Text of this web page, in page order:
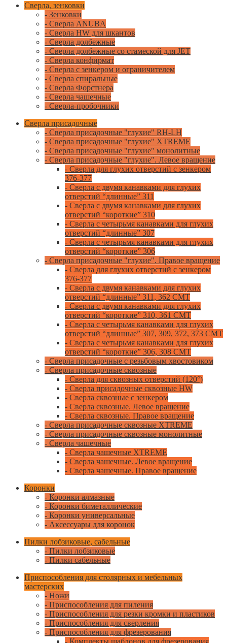
Сверла, зенковки
- Зенковки
- Сверла ANUBA
- Сверла HW для шкантов
- Сверла долбежные
- Сверла долбежные со стамеской для JET
- Сверла конфирмат
- Сверла с зенкером и ограничителем
- Сверла спиральные
- Сверла Форстнера
- Сверла чашечные
- Сверла-пробочники
Сверла присадочные
- Сверла присадочные "глухие" RH-LH
- Сверла присадочные "глухие" XTREME
- Сверла присадочные "глухие" монолитные
- Сверла присадочные "глухие". Левое вращение
- Сверла для глухих отверстий с зенкером
376-377
- Сверла с двумя канавками для глухих
отверстий “длинные” 311
- Сверла с двумя канавками для глухих
отверстий “короткие” 310
- Сверла с четырьмя канавками для глухих
отверстий “длинные” 307
- Сверла с четырьмя канавками для глухих
отверстий “короткие” 306
- Сверла присадочные "глухие". Правое вращение
- Сверла для глухих отверстий с зенкером
376-377
- Сверла с двумя канавками для глухих
отверстий “длинные” 311, 362 CMT
- Сверла с двумя канавками для глухих
отверстий “короткие” 310, 361 CMT
- Сверла с четырьмя канавками для глухих
отверстий “длинные” 307, 309, 372, 373 CMT
- Сверла с четырьмя канавками для глухих
отверстий “короткие” 306, 308 CMT
- Сверла присадочные с резьбовым хвостовиком
- Сверла присадочные сквозные
- Сверла для сквозных отверстий (120°)
- Сверла присадочные сквозные HW
- Сверла сквозные с зенкером
- Сверла сквозные. Левое вращение
- Сверла сквозные. Правое вращение
- Сверла присадочные сквозные XTREME
- Сверла присадочные сквозные монолитные
- Сверла чашечные
- Сверла чашечные XTREME
- Сверла чашечные. Левое вращение
- Сверла чашечные. Правое вращение
Коронки
- Коронки алмазные
- Коронки биметаллические
- Коронки универсальные
- Аксессуары для коронок
Пилки лобзиковые, сабельные
- Пилки лобзиковые
- Пилки сабельные
Приспособления для столярных и мебельных
мастерских
- Ножи
- Приспособления для пиления
- Приспособления для резки кромки и пластиков
- Приспособления для сверления
- Приспособления для фрезерования
- Комплекты шаблонов для фрезерования